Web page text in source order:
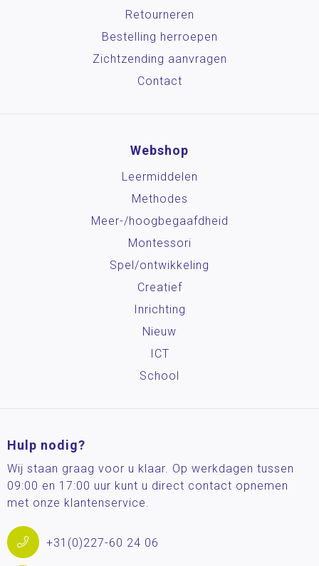
Retourneren
Bestelling herroepen
Zichtzending aanvragen
Contact
Webshop
Leermiddelen
Methodes
Meer-/hoog­begaafdheid
Montessori
Spel/ontwikkeling
Creatief
Inrichting
Nieuw
ICT
School
Hulp nodig?
Wij staan graag voor u klaar. Op werkdagen tussen
09:00 en 17:00 uur kunt u direct contact opnemen
met onze klantenservice.
+31(0)227-60 24 06